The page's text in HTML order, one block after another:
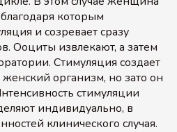
которым
и созревает сразу
Ооциты извлекают, а затем
Стимуляция создает
организм, но зато он
стимуляции
индивидуально, в
клинического случая.